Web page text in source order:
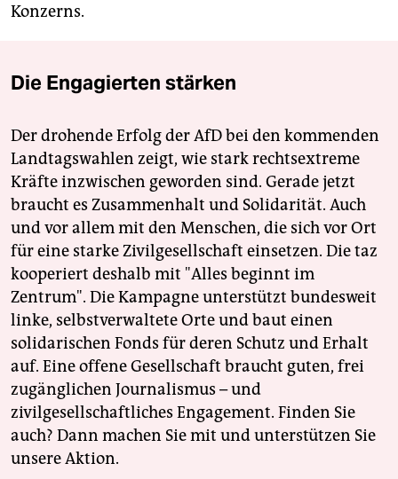
Konzerns.
Die Engagierten stärken
Der drohende Erfolg der AfD bei den kommenden
Landtagswahlen zeigt, wie stark rechtsextreme
Kräfte inzwischen geworden sind. Gerade jetzt
braucht es Zusammenhalt und Solidarität. Auch
und vor allem mit den Menschen, die sich vor Ort
für eine starke Zivilgesellschaft einsetzen. Die taz
kooperiert deshalb mit "Alles beginnt im
Zentrum". Die Kampagne unterstützt bundesweit
linke, selbstverwaltete Orte und baut einen
solidarischen Fonds für deren Schutz und Erhalt
auf. Eine offene Gesellschaft braucht guten, frei
zugänglichen Journalismus – und
zivilgesellschaftliches Engagement. Finden Sie
auch? Dann machen Sie mit und unterstützen Sie
unsere Aktion.